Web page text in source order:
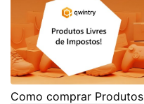
Como comprar Produtos